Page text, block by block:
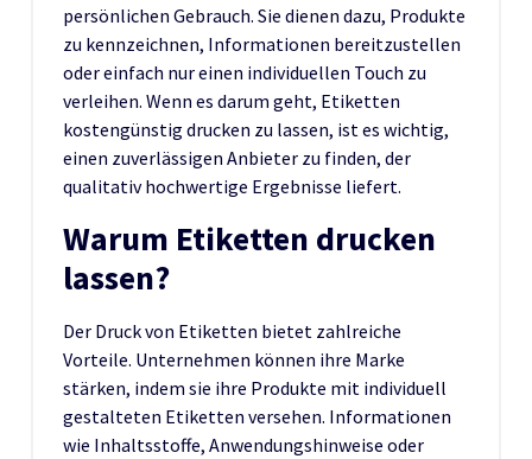
persönlichen Gebrauch. Sie dienen dazu, Produkte
zu kennzeichnen, Informationen bereitzustellen
oder einfach nur einen individuellen Touch zu
verleihen. Wenn es darum geht, Etiketten
kostengünstig drucken zu lassen, ist es wichtig,
einen zuverlässigen Anbieter zu finden, der
qualitativ hochwertige Ergebnisse liefert.
Warum Etiketten drucken
lassen?
Der Druck von Etiketten bietet zahlreiche
Vorteile. Unternehmen können ihre Marke
stärken, indem sie ihre Produkte mit individuell
gestalteten Etiketten versehen. Informationen
wie Inhaltsstoffe, Anwendungshinweise oder